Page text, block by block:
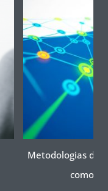
Metodologias de
como